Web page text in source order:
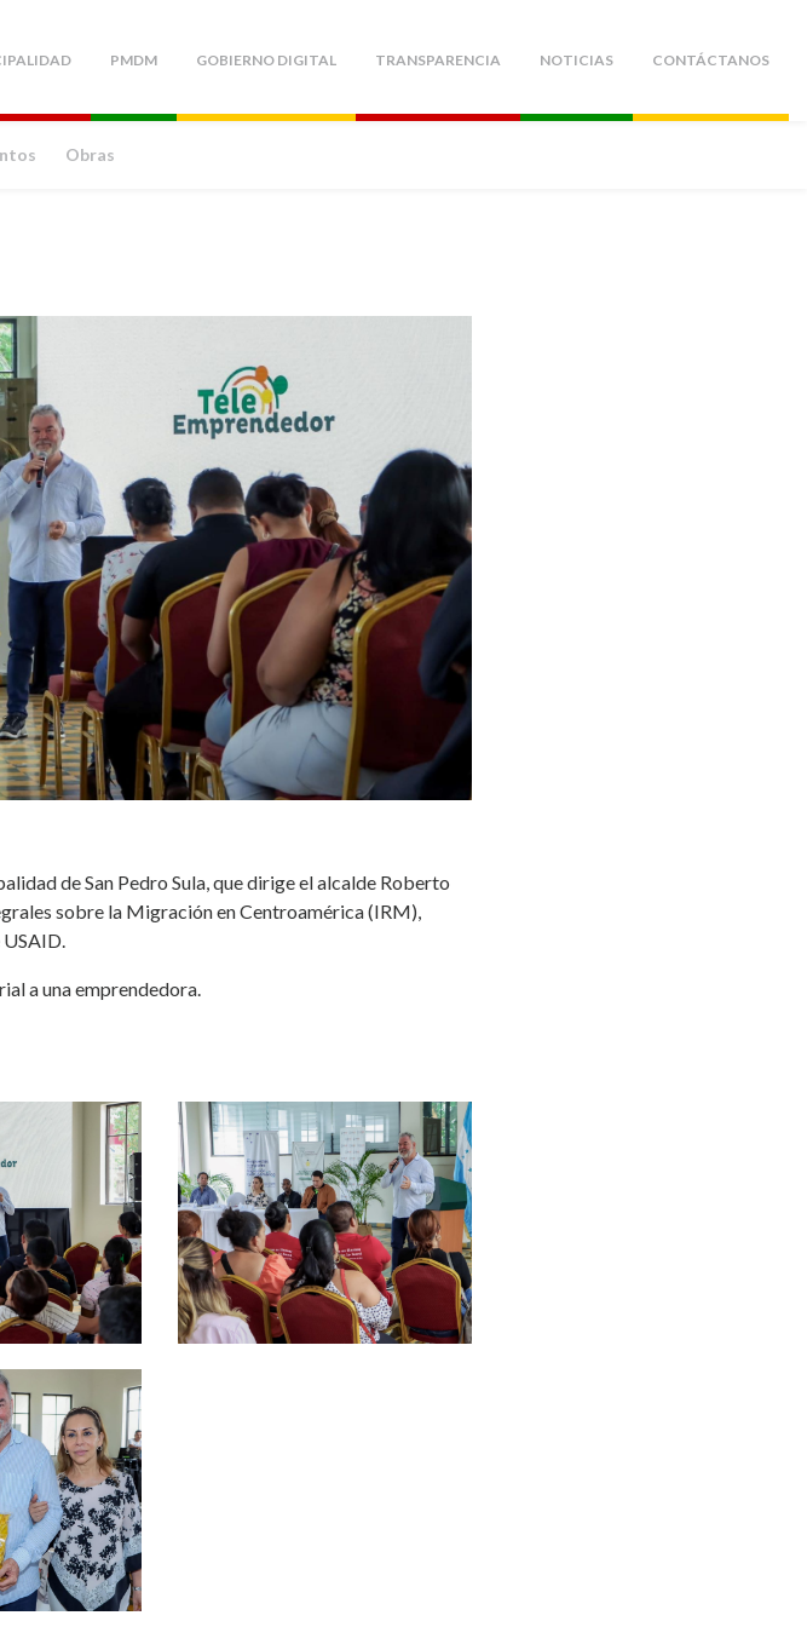
PMDM GOBIERNO DIGITAL TRANSPARENCIA NOTICIAS CONTÁCTANOS
Obras
de San Pedro Sula, que dirige el alcalde Roberto
sobre la Migración en Centroamérica (IRM),
a una emprendedora.